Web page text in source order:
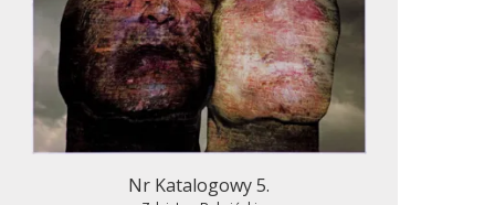
Nr Katalogowy 5.